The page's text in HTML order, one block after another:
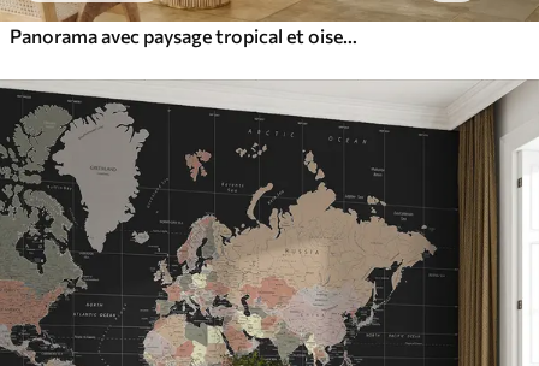
Panorama avec paysage tropical et oiseaux